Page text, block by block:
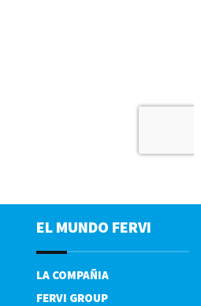
EL MUNDO FERVI
LA COMPAÑIA
FERVI GROUP